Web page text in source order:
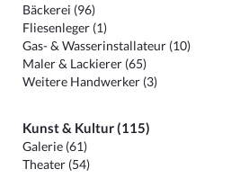
Bäckerei (96)
Fliesenleger (1)
Gas- & Wasserinstallateur (10)
Maler & Lackierer (65)
Weitere Handwerker (3)
Kunst & Kultur (115)
Galerie (61)
Theater (54)